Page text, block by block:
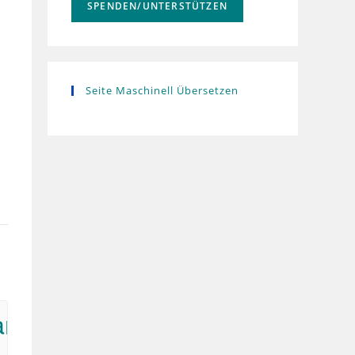
SPENDEN/UNTERSTÜTZEN
Seite Maschinell Übersetzen